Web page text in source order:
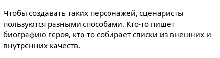
Чтобы создавать таких персонажей, сценаристы
пользуются разными способами. Кто-то пишет
биографию героя, кто-то собирает списки из внешних и
внутренних качеств.